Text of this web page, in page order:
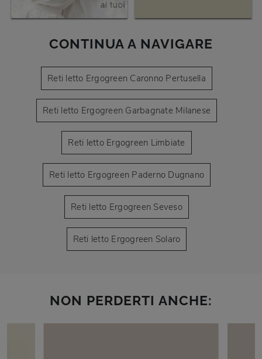
CONTINUA A NAVIGARE
Reti letto Ergogreen Caronno Pertusella
Reti letto Ergogreen Garbagnate Milanese
Reti letto Ergogreen Limbiate
Reti letto Ergogreen Paderno Dugnano
Reti letto Ergogreen Seveso
Reti letto Ergogreen Solaro
NON PERDERTI ANCHE: